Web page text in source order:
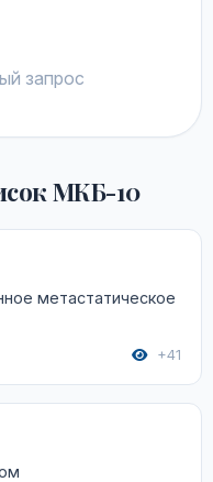
запрос
МКБ-10
метастатическое
+41